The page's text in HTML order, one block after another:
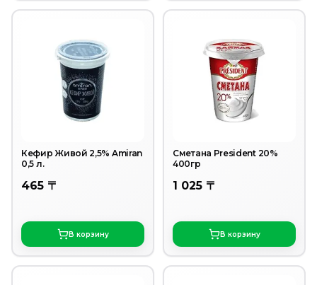
Кефир Живой 2,5% Amiran
0,5 л.
465 〒
В корзину
Сметана President 20%
400гр
1 025 〒
В корзину